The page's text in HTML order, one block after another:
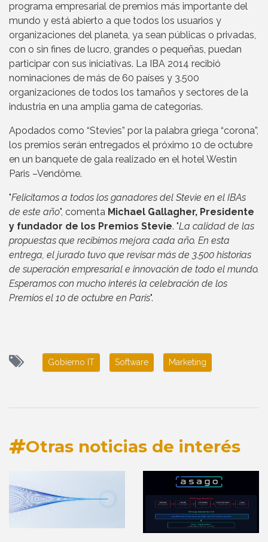
programa empresarial de premios más importante del
mundo y está abierto a que todos los usuarios y
organizaciones del planeta, ya sean públicas o privadas,
con o sin fines de lucro, grandes o pequeñas, puedan
participar con sus iniciativas. La IBA 2014 recibió
nominaciones de más de 60 países y 3.500
organizaciones de todos los tamaños y sectores de la
industria en una amplia gama de categorías.
Apodados como “Stevies” por la palabra griega “corona”,
los premios serán entregados el próximo 10 de octubre
en un banquete de gala realizado en el hotel Westin
Paris –Vendôme.
"Felicitamos a todos los ganadores del Stevie en el IBAs
de este año", comenta Michael Gallagher, Presidente
y fundador de los Premios Stevie. "La calidad de las
propuestas que recibimos mejora cada año. En esta
entrega, el jurado tuvo que revisar más de 3.500 historias
de superación empresarial e innovación de todo el mundo.
Esperamos con mucho interés la celebración de los
Premios el 10 de octubre en París".
Gobierno IT Software Marketing
Otras noticias de interés